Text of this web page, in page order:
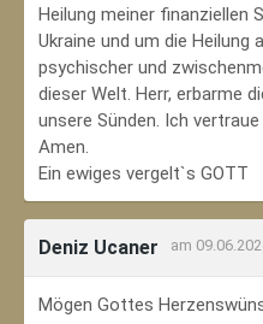
Heilung meiner finanziellen
Ukraine und um die Heilung
psychischer und
dieser Welt. Herr, erbarme
unsere Sünden. Ich
Amen.
Ein ewiges vergelt`s GOTT
Deniz Ucaner am
Mögen Gottes